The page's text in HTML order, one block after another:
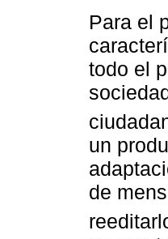
Para el
todo el
un
de